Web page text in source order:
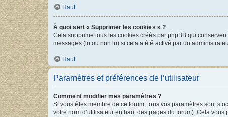
Haut
À quoi sert « Supprimer les cookies » ?
Cela supprime tous les cookies créés par phpBB qui
messages (lu ou non lu) si cela a été activé par un
Haut
Paramètres et préférences de l’utilisateur
Comment modifier mes paramètres ?
Si vous êtes membre de ce forum, tous vos paramètres sont
votre nom d’utilisateur en haut des pages du forum). Cela